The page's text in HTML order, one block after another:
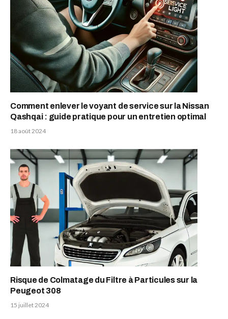
Comment enlever le voyant de service sur la Nissan
Qashqai : guide pratique pour un entretien optimal
18 août 2024
Risque de Colmatage du Filtre à Particules sur la
Peugeot 308
15 juillet 2024